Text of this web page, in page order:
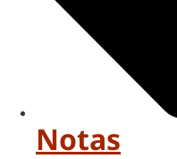
Notas